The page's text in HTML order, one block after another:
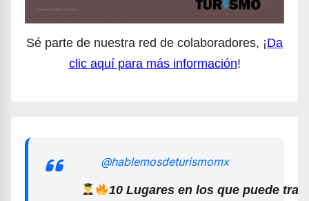
Sé parte de nuestra red de colaboradores, ¡Da
clic aquí para más información!
@hablemosdeturismomx
10 Lugares en los que puede